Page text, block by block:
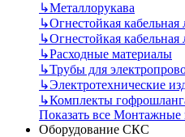
↳Металлорукава
↳Огнестойкая
↳Огнестойкая
↳Расходные материалы
↳Трубы для
↳Электротехнические
↳Комплекты
Показать все Монтажные
Оборудование СКС